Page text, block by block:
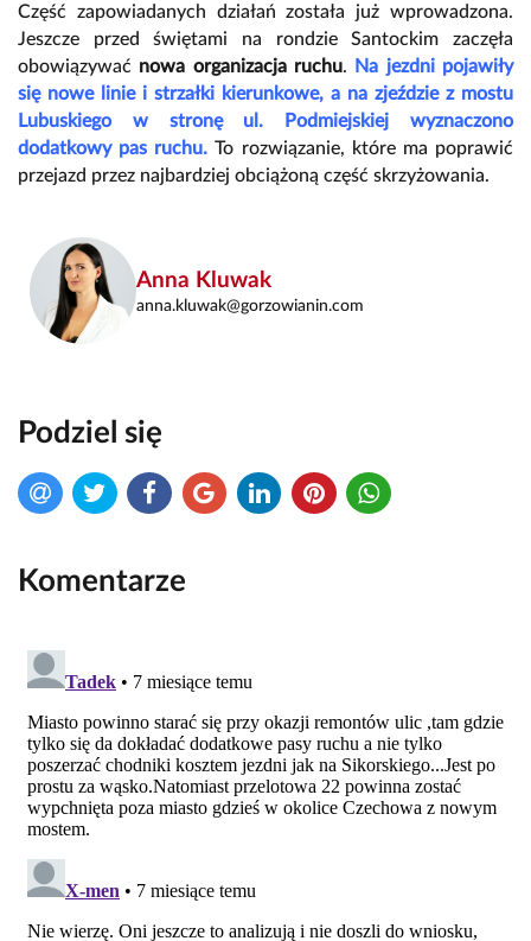
Część zapowiadanych działań została już wprowadzona.
Jeszcze przed świętami na rondzie Santockim zaczęła
obowiązywać nowa organizacja ruchu.
Na jezdni pojawiły
się nowe linie i strzałki kierunkowe, a na zjeździe z mostu
Lubuskiego w stronę ul. Podmiejskiej wyznaczono
dodatkowy pas ruchu. To rozwiązanie, które ma poprawić
przejazd przez najbardziej obciążoną część skrzyżowania.
Anna Kluwak
anna.kluwak@gorzowianin.com
Podziel się
Komentarze